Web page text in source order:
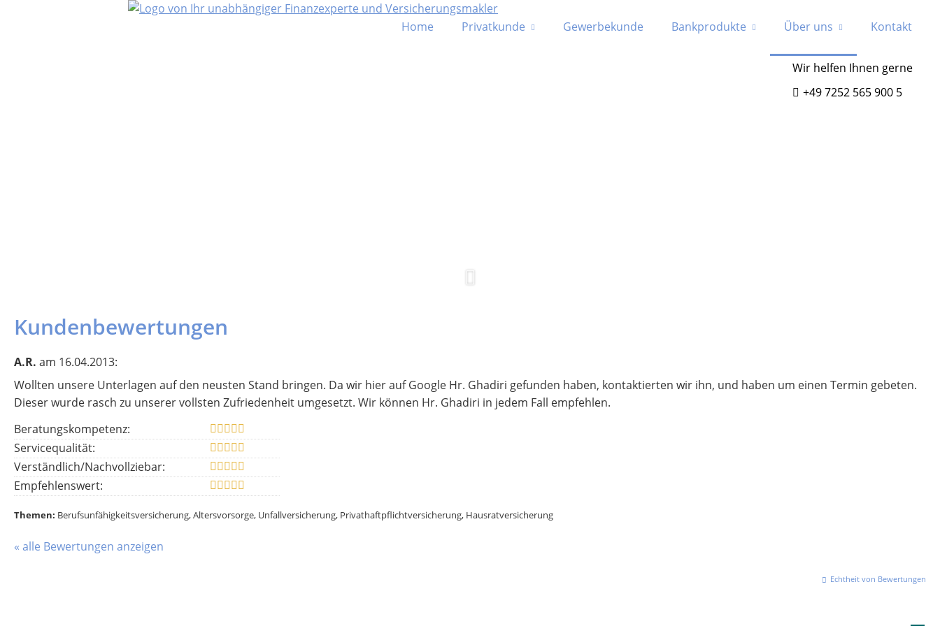
Home Privatkunde Gewerbekunde Bankprodukte Über uns Kontakt
Wir helfen Ihnen gerne
+49 7252 565 900 5
Kundenbewertungen
A.R. am 16.04.2013:
Wollten unsere Unterlagen auf den neusten Stand bringen. Da wir hier auf Google Hr. Ghadiri gefunden haben, kontaktierten wir ihn, und haben um einen Termin gebeten.
Dieser wurde rasch zu unserer vollsten Zufriedenheit umgesetzt. Wir können Hr. Ghadiri in jedem Fall empfehlen.
Beratungskompetenz:
Servicequalität:
Verständlich/Nachvollziebar:
Empfehlenswert:
Themen: Berufsunfähigkeitsversicherung, Altersvorsorge, Unfallversicherung, Privathaftpflichtversicherung, Hausratversicherung
« alle Bewertungen anzeigen
Echtheit von Bewertungen